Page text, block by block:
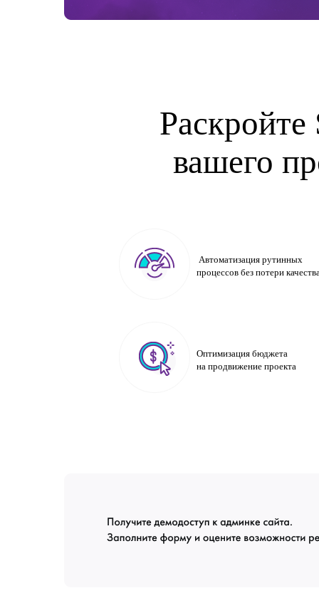
вашего
Автоматизация рутинных
процессов без потери
Оптимизация бюджета
на продвижение проекта